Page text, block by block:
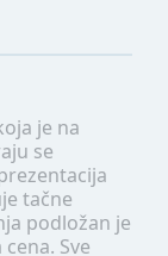
je na
se
tačne
podložan je
Sve